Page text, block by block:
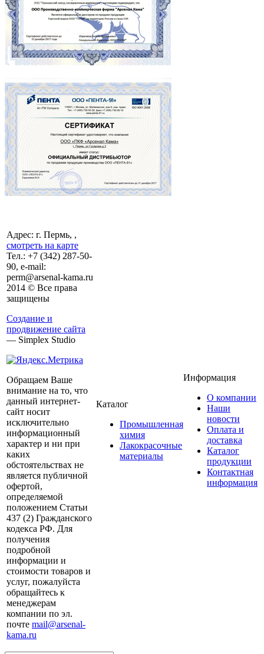
Адрес: г. Пермь, ,
смотреть на карте
Тел.: +7 (342) 287-50-
90, e-mail:
perm@arsenal-kama.ru
2014 © Все права
защищены
Создание и
продвижение сайта
— Simplex Studio
Обращаем Ваше
внимание на то, что
данный интернет-
сайт носит
исключительно
информационный
характер и ни при
каких
обстоятельствах не
является публичной
офертой,
определяемой
положением Статьи
437 (2) Гражданского
кодекса РФ. Для
получения
подробной
информации и
стоимости товаров и
услуг, пожалуйста
обращайтесь к
менеджерам
компании по эл.
почте mail@arsenal-
kama.ru
Каталог
Промышленная
химия
Лакокрасочные
материалы
Информация
О компании
Наши
новости
Оплата и
доставка
Каталог
продукции
Контактная
информация